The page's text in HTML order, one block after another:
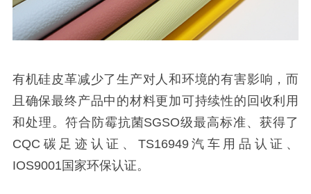
有机硅皮革减少了生产对人和环境的有害影响，而
且确保最终产品中的材料更加可持续性的回收利用
和处理。符合防霉抗菌SGSO级最高标准、获得了
CQC碳足迹认证、TS16949汽车用品认证、
IOS9001国家环保认证。